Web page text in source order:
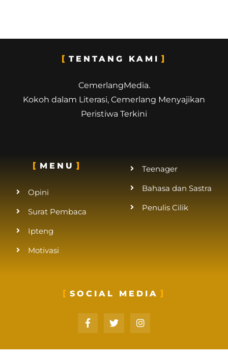
TENTANG KAMI
CemerlangMedia.
Kokoh dalam Literasi, Cemerlang Menyajikan
Peristiwa Terkini
MENU
Opini
Surat Pembaca
Ipteng
Motivasi
Teenager
Bahasa dan Sastra
Penulis Cilik
SOCIAL MEDIA